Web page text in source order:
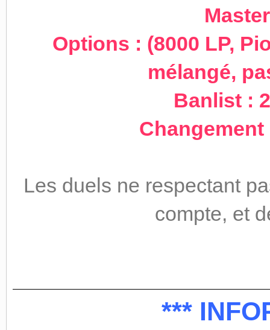
Options : (8000 LP,
mélangé,
Banlist :
Les duels ne respectant
compte, et
***